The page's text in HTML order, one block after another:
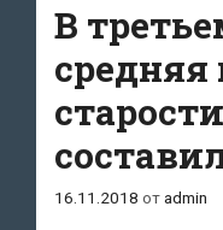
В
средняя
16.11.2018 отadmin